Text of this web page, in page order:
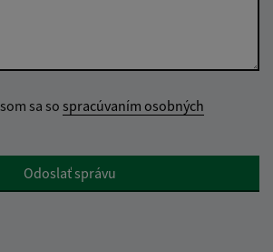
sa so spracúvaním osobných
Odoslať správu